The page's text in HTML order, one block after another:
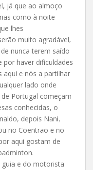
já que ao almoço
como à noite
lhes
muito agradável,
nunca terem saído
haver dificuldades
aqui e nós a partilhar
lado onde
Portugal começam
conhecidas, o
depois Nani,
no Coentrão e no
aqui gostam de
e do motorista